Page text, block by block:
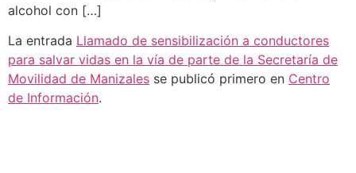
alcohol con […]
La entrada Llamado de sensibilización a conductores
para salvar vidas en la vía de parte de la Secretaría de
Movilidad de Manizales se publicó primero en Centro
de Información.